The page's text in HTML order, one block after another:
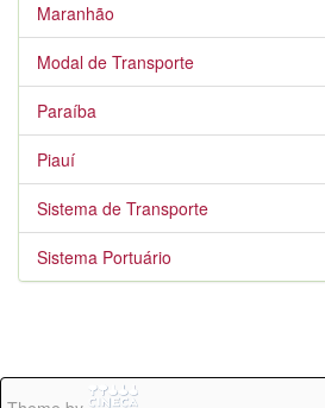
Maranhão
Modal de Transporte
Paraíba
Piauí
Sistema de Transporte
Sistema Portuário